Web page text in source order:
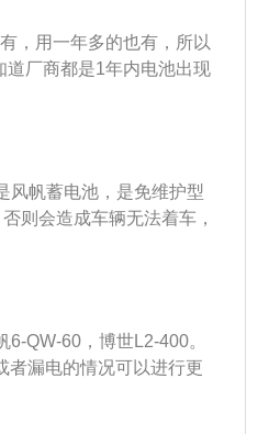
说明该电池有问题；放电
快并低于10V则该电池有
3-6个小时后，充电时充电
面的盖子，可以看见有六
，用一年多的也有，所以
道厂商都是1年内电池出现
般汽车质保三年或4年，
车我也见过，8年了电瓶
换，就算是同款车型，使
电瓶用了3年多了，启停
电瓶。4s原厂q85电瓶一
了，电瓶检测仪建议更
急启动电源或者搭电线。
多了。 我都是不开启停功
开启停，我这太堵车了，
我的最多5年就要换了，
风帆蓄电池，是免维护型
则会造成车辆无法着车，
流表指针显示电不足
池来发动车辆，将两个蓄
解液时应补充蒸馏水或专
种微元素，对蓄电池会造
会导致蓄电池因过度放电
过5秒，再次启动间隔时
QW-60，博世L2-400。
者漏电的情况可以进行更
蓄电池的相关内容如下：